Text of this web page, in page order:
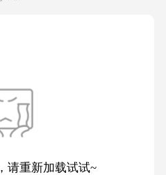
请重新加载试试~